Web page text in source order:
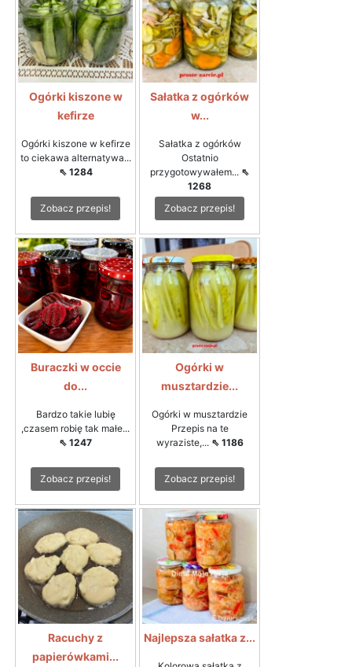
Ogórki kiszone w
kefirze
Ogórki kiszone w kefirze
to ciekawa alternatywa...
⇖ 1284
Zobacz przepis!
Sałatka z ogórków
w...
Sałatka z ogórków
Ostatnio
przygotowywałem... ⇖
1268
Zobacz przepis!
Buraczki w occie
do...
Bardzo takie lubię
,czasem robię tak małe...
⇖ 1247
Zobacz przepis!
Ogórki w
musztardzie...
Ogórki w musztardzie
Przepis na te
wyraziste,... ⇖ 1186
Zobacz przepis!
Racuchy z
papierówkami...
Najlepsza sałatka z...